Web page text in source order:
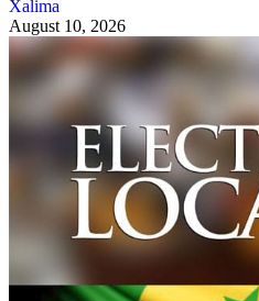
Xalima
August 10, 2026